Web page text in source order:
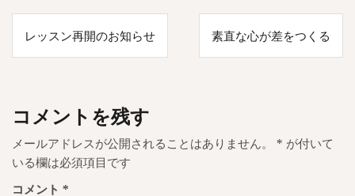
投
稿
ビ
ゲ
ー
シ
レッスン再開のお知らせ 素直な心が差をつくる
コメントを残す
メールアドレスが公開されることはありません。 * が付いて
いる欄は必須項目です
コメント *